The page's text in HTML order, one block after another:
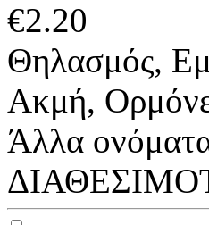
€2.20
Θηλασμός,
Ακμή,
Άλλα